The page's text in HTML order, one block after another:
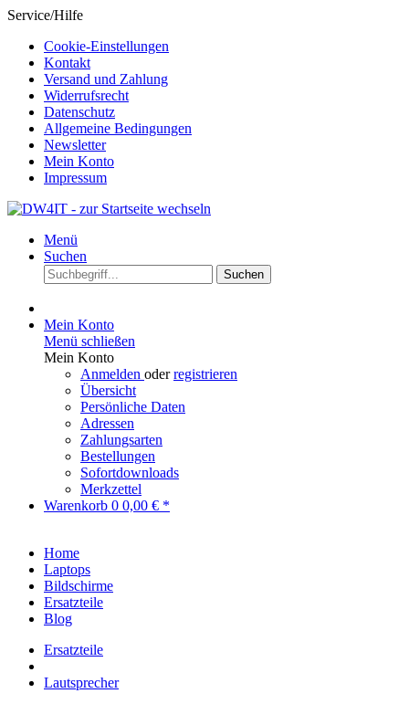
Service/Hilfe
Cookie-Einstellungen
Kontakt
Versand und Zahlung
Widerrufsrecht
Datenschutz
Allgemeine Bedingungen
Newsletter
Mein Konto
Impressum
Menü
Suchen
Suchen
Mein Konto
Menü schließen
Mein Konto
Anmelden oderregistrieren
Übersicht
Persönliche Daten
Adressen
Zahlungsarten
Bestellungen
Sofortdownloads
Merkzettel
Warenkorb 0 0,00 € *
Home
Laptops
Bildschirme
Ersatzteile
Blog
Ersatzteile
Lautsprecher